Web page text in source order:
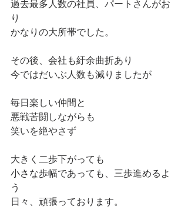
過去最多人数の社員、パートさんがお
り
かなりの大所帯でした。
その後、会社も紆余曲折あり
今ではだいぶ人数も減りましたが
毎日楽しい仲間と
悪戦苦闘しながらも
笑いを絶やさず
大きく二歩下がっても
小さな歩幅であっても、三歩進めるよ
う
日々、頑張っております。